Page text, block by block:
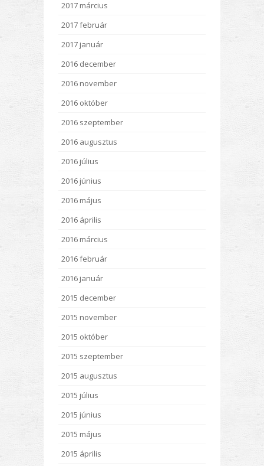
2017 március
2017 február
2017 január
2016 december
2016 november
2016 október
2016 szeptember
2016 augusztus
2016 július
2016 június
2016 május
2016 április
2016 március
2016 február
2016 január
2015 december
2015 november
2015 október
2015 szeptember
2015 augusztus
2015 július
2015 június
2015 május
2015 április